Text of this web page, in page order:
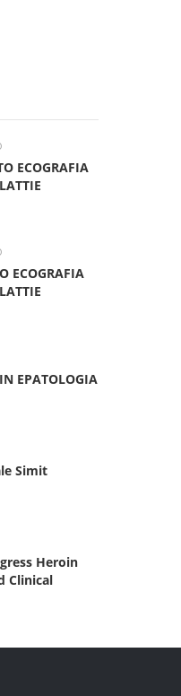
ECOGRAFIA
ECOGRAFIA
EPATOLOGIA
Simit
Heroin
Clinical